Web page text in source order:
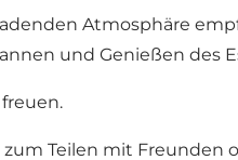
Atmosphäre
und Genießen des
Teilen mit Freunden